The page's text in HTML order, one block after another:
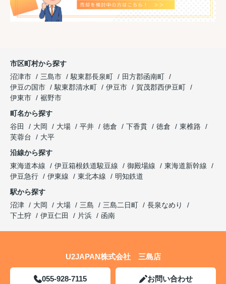
市区町村から探す
沼津市
三島市 駿東郡長泉町
田方郡函南町
伊豆の国市
駿東郡清水町 伊豆市
賀茂郡西伊豆町
伊東市
裾野市
町名から探す
谷田
大岡 大場 平井 徳倉 下香貫 徳倉
東椎路
芙蓉台
大平
沿線から探す
東海道本線
伊豆箱根鉄道駿豆線 御殿場線
東海道新幹線
伊豆急行
伊東線 東北本線
明知鉄道
駅から探す
沼津
大岡 大場 三島 三島二日町
長泉なめり
下土狩
伊豆仁田 片浜 函南
U2JAPAN株式会社 三島店
055-928-7115 お問い合わせ